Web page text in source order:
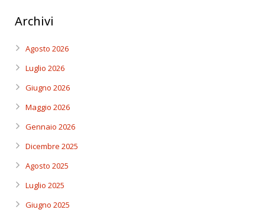
Archivi
Agosto 2026
Luglio 2026
Giugno 2026
Maggio 2026
Gennaio 2026
Dicembre 2025
Agosto 2025
Luglio 2025
Giugno 2025